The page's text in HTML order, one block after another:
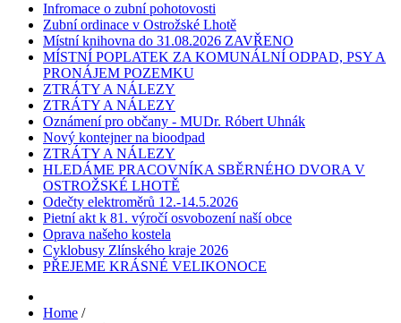
Infromace o zubní pohotovosti
Zubní ordinace v Ostrožské Lhotě
Místní knihovna do 31.08.2026 ZAVŘENO
MÍSTNÍ POPLATEK ZA KOMUNÁLNÍ ODPAD, PSY A
PRONÁJEM POZEMKU
ZTRÁTY A NÁLEZY
ZTRÁTY A NÁLEZY
Oznámení pro občany - MUDr. Róbert Uhnák
Nový kontejner na bioodpad
ZTRÁTY A NÁLEZY
HLEDÁME PRACOVNÍKA SBĚRNÉHO DVORA V
OSTROŽSKÉ LHOTĚ
Odečty elektroměrů 12.-14.5.2026
Pietní akt k 81. výročí osvobození naší obce
Oprava našeho kostela
Cyklobusy Zlínského kraje 2026
PŘEJEME KRÁSNÉ VELIKONOCE
Home /